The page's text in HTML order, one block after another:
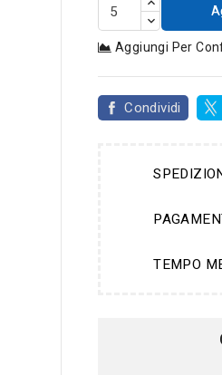
Aggiungi Per
Condividi
TEMPO